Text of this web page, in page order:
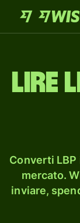
lire
Converti LBP
mercato.
inviare,